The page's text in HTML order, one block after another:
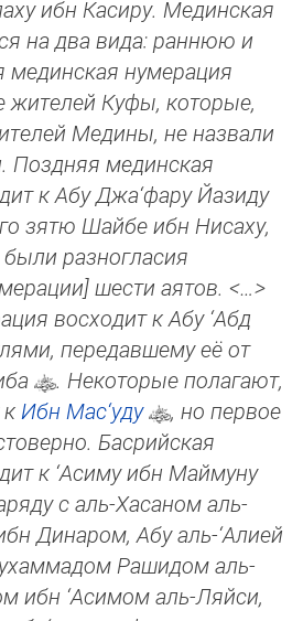
ибн Касиру. Мединская
на два вида: раннюю и
нумерация
жителей Куфы, которые,
Медины, не назвали
Поздняя мединская
к Абу Джа‘фару Йа­зи­ду
зятю Шайбе ибн Нисаху,
разногласия
шести аятов. <…>
восходит к Абу ‘Абд
передавшему её от
. Некото­рые по­ла­га­ют,
Ибн Мас‘уду
, но первое
Басрийская
к ‘Асиму ибн Май­муну
с аль-Хасаном аль-
Динаром, Абу аль-‘Алией
Ра­шидом аль-
ибн ‘Асимом аль-Ляйси,